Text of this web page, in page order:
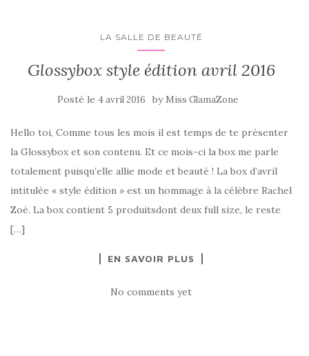
LA SALLE DE BEAUTÉ
Glossybox style édition avril 2016
Posté le 4 avril 2016 by Miss GlamaZone
Hello toi, Comme tous les mois il est temps de te présenter
la Glossybox et son contenu. Et ce mois-ci la box me parle
totalement puisqu’elle allie mode et beauté ! La box d’avril
intitulée « style édition » est un hommage à la célèbre Rachel
Zoé. La box contient 5 produitsdont deux full size, le reste
[…]
EN SAVOIR PLUS
No comments yet